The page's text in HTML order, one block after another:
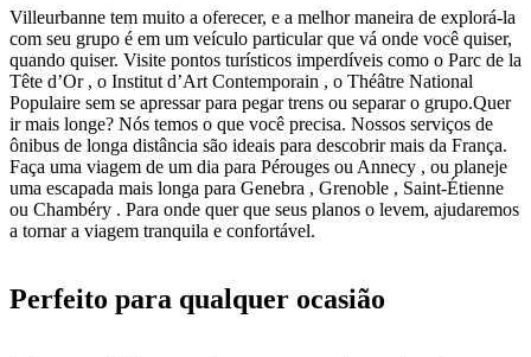
Villeurbanne tem muito a oferecer, e a melhor maneira de explorá-la
com seu grupo é em um veículo particular que vá onde você quiser,
quando quiser. Visite pontos turísticos imperdíveis como o Parc de la
Tête d’Or , o Institut d’Art Contemporain , o Théâtre National
Populaire sem se apressar para pegar trens ou separar o grupo.Quer
ir mais longe? Nós temos o que você precisa. Nossos serviços de
ônibus de longa distância são ideais para descobrir mais da França.
Faça uma viagem de um dia para Pérouges ou Annecy , ou planeje
uma escapada mais longa para Genebra , Grenoble , Saint-Étienne
ou Chambéry . Para onde quer que seus planos o levem, ajudaremos
a tornar a viagem tranquila e confortável.
Perfeito para qualquer ocasião